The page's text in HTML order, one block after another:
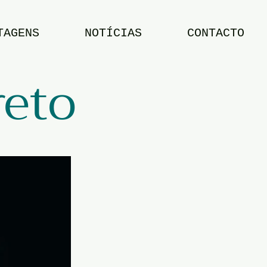
NOTÍCIAS CONTACTO